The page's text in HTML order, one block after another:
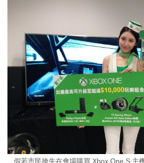
假若市民搶先在會場購買 Xbox One S 主